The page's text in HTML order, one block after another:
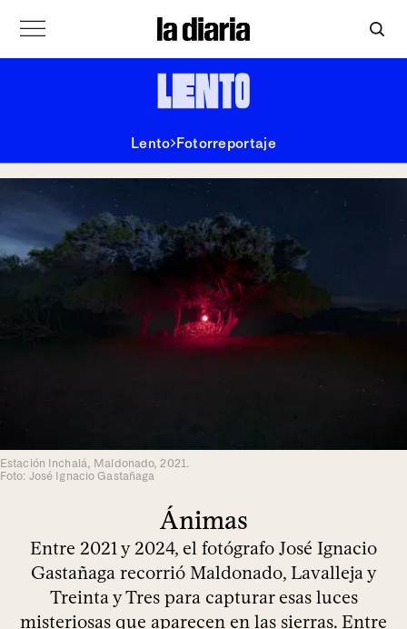
Lento Fotorreportaje
Estación Inchalá, Maldonado, 2021.
Foto: José Ignacio Gastañaga
Ánimas
Entre 2021 y 2024, el fotógrafo José Ignacio
Gastañaga recorrió Maldonado, Lavalleja y
Treinta y Tres para capturar esas luces
misteriosas que aparecen en las sierras. Entre